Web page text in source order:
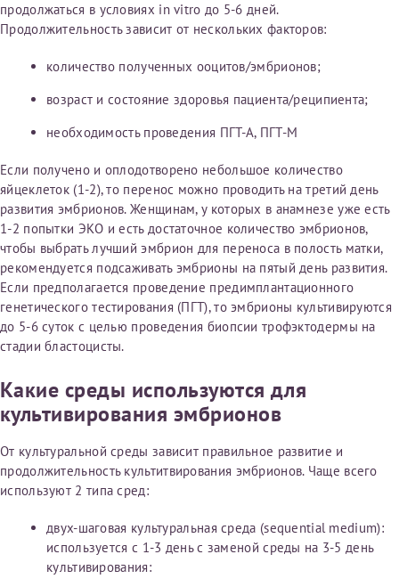
продолжаться в условиях in vitro до 5-6 дней.
Продолжительность зависит от нескольких факторов:
количество полученных ооцитов/эмбрионов;
возраст и состояние здоровья пациента/реципиента;
необходимость проведения ПГТ-А, ПГТ-М
Если получено и оплодотворено небольшое количество
яйцеклеток (1-2), то перенос можно проводить на третий день
развития эмбрионов. Женщинам, у которых в анамнезе уже есть
1-2 попытки ЭКО и есть достаточное количество эмбрионов,
чтобы выбрать лучший эмбрион для переноса в полость матки,
рекомендуется подсаживать эмбрионы на пятый день развития.
Если предполагается проведение предимплантационного
генетического тестирования (ПГТ), то эмбрионы культивируются
до 5-6 суток с целью проведения биопсии трофэктодермы на
стадии бластоцисты.
Какие среды используются для
культивирования эмбрионов
От культуральной среды зависит правильное развитие и
продолжительность культитвирования эмбрионов. Чаще всего
используют 2 типа сред:
двух-шаговая культуральная среда (sequential medium):
используется с 1-3 день с заменой среды на 3-5 день
культивирования: